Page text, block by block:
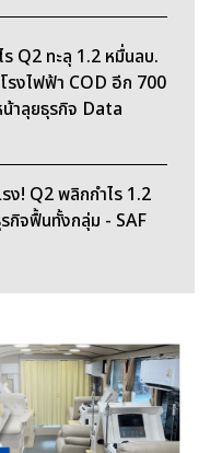
ร Q2 ทะลุ 1.2 หมื่นลบ.
รงไฟฟ้า COD อีก 700
าลุยธุรกิจ Data
ง! Q2 พลิกกำไร 1.2
กิจฟื้นทั้งกลุ่ม - SAF